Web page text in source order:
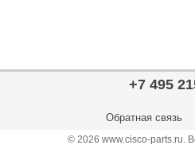
+7 495
Обратная связь
© 2026 www.cisco-parts.ru.